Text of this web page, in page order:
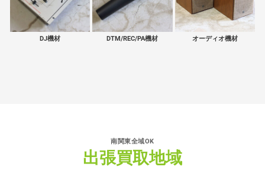
DJ機材 DTM/REC/PA機材 オーディオ機材
南関東全域OK
出張買取地域